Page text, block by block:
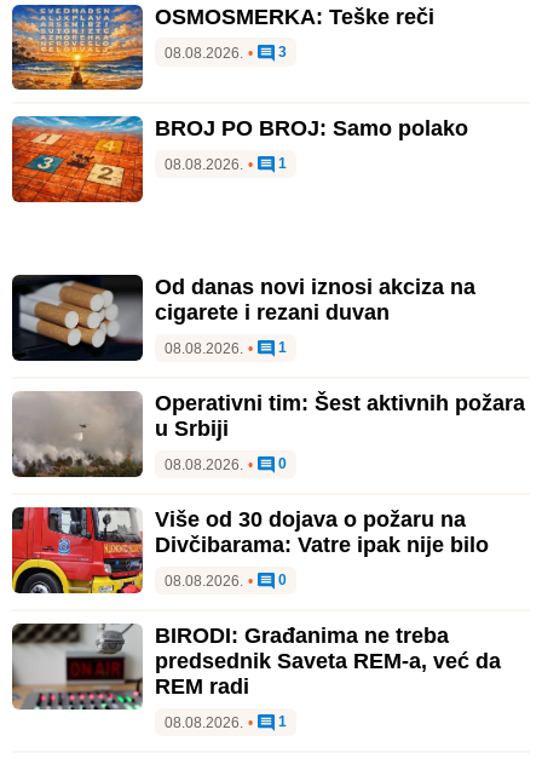
OSMOSMERKA: Teške reči
08.08.2026. • 3
BROJ PO BROJ: Samo polako
08.08.2026. • 1
Od danas novi iznosi akciza na
cigarete i rezani duvan
08.08.2026. • 1
Operativni tim: Šest aktivnih požara
u Srbiji
08.08.2026. • 0
Više od 30 dojava o požaru na
Divčibarama: Vatre ipak nije bilo
08.08.2026. • 0
BIRODI: Građanima ne treba
predsednik Saveta REM-a, već da
REM radi
08.08.2026. • 1